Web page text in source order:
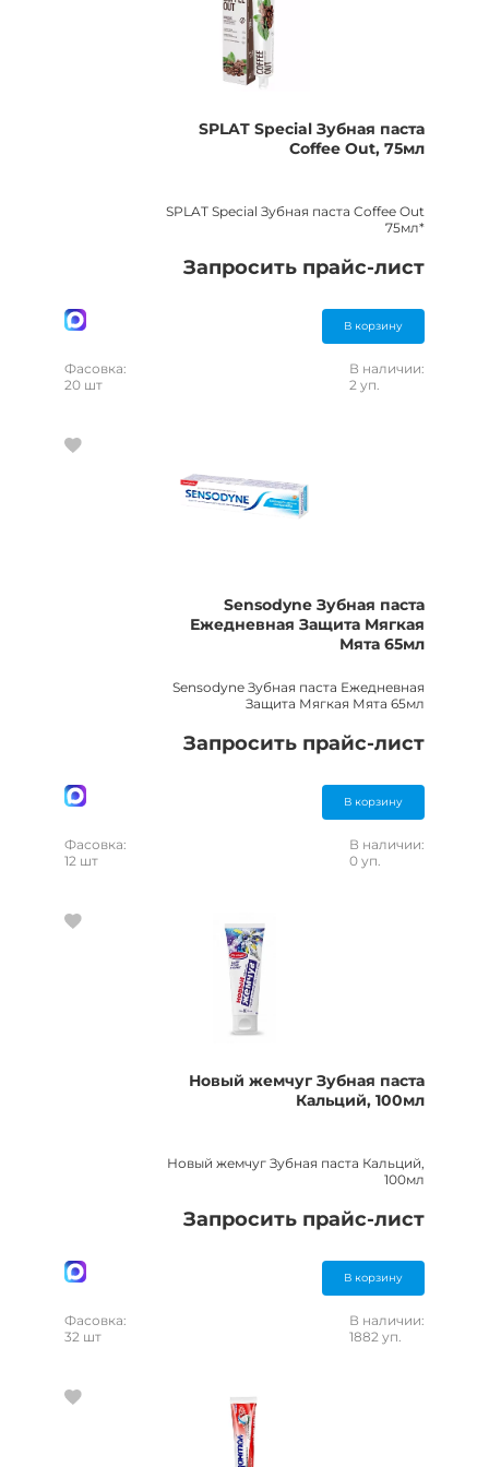
SPLAT Special Зубная паста
Coffee Out, 75мл
SPLAT Special Зубная паста Coffee Out
75мл*
Запросить прайс-лист
В корзину
Фасовка:
20 шт
В наличии:
2 уп.
Sensodyne Зубная паста
Ежедневная Защита Мягкая
Мята 65мл
Sensodyne Зубная паста Ежедневная
Защита Мягкая Мята 65мл
Запросить прайс-лист
В корзину
Фасовка:
12 шт
В наличии:
0 уп.
Новый жемчуг Зубная паста
Кальций, 100мл
Новый жемчуг Зубная паста Кальций,
100мл
Запросить прайс-лист
В корзину
Фасовка:
32 шт
В наличии:
1882 уп.